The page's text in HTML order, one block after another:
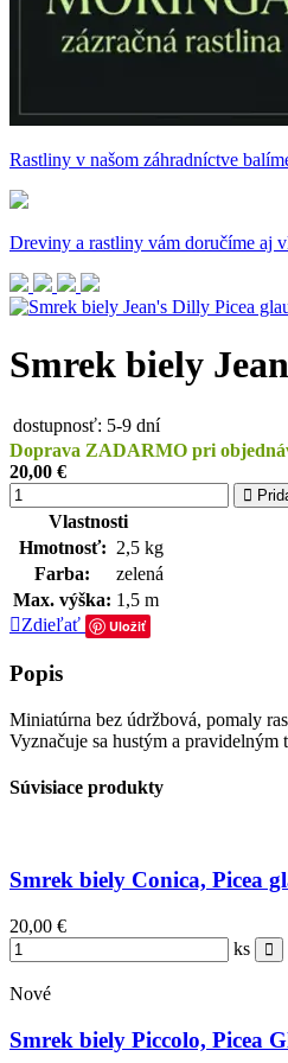
Rastliny v našom záhradníctve
Dreviny a rastliny vám doručíme aj
Smrek biely
dostupnosť: 5-9 dní
Doprava ZADARMO pri
20,00 €
Vlastnosti
Hmotnosť: 2,5 kg
Farba:
zelená
Max. výška: 1,5 m
Zdieľať
Uložiť
Popis
Miniatúrna bez údržbová, pomaly
Vyznačuje sa hustým a
Súvisiace produkty
Smrek biely Conica, Picea
20,00 €
ks
Nové
Smrek biely Piccolo, Picea